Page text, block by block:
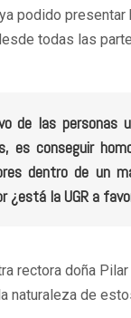
podido
todas las
de las personas
es conseguir
dentro de un
¿está la UGR a
rectora doña
naturaleza de